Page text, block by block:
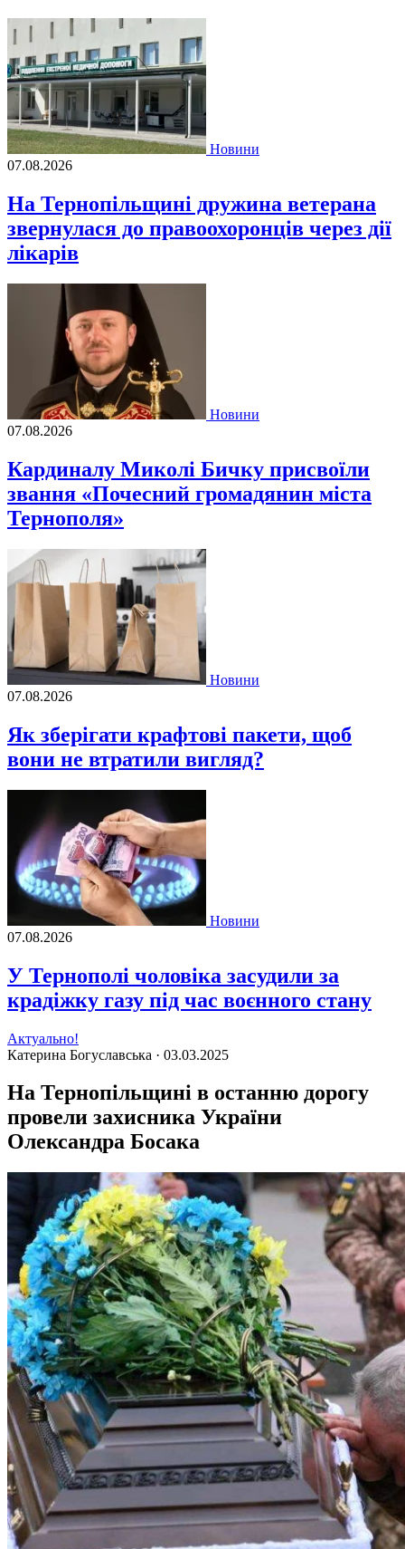
Новини
07.08.2026
На Тернопільщині дружина ветерана
звернулася до правоохоронців через дії
лікарів
Новини
07.08.2026
Кардиналу Миколі Бичку присвоїли
звання «Почесний громадянин міста
Тернополя»
Новини
07.08.2026
Як зберігати крафтові пакети, щоб
вони не втратили вигляд?
Новини
07.08.2026
У Тернополі чоловіка засудили за
крадіжку газу під час воєнного стану
Актуально!
Катерина Богуславська · 03.03.2025
На Тернопільщині в останню дорогу
провели захисника України
Олександра Босака